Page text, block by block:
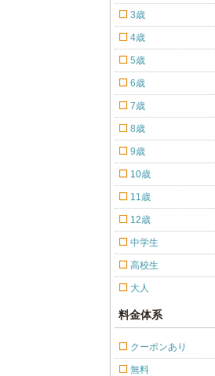
3歳
4歳
5歳
6歳
7歳
8歳
9歳
10歳
11歳
12歳
中学生
高校生
大人
料金体系
クーポンあり
無料